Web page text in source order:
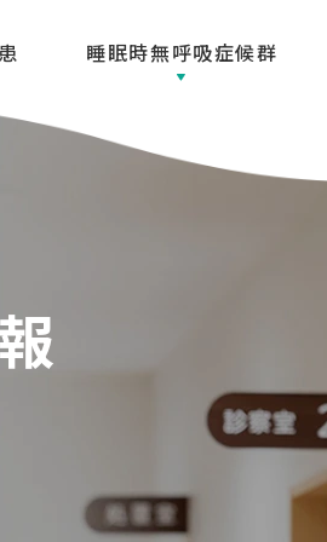
睡眠時無呼吸症候群